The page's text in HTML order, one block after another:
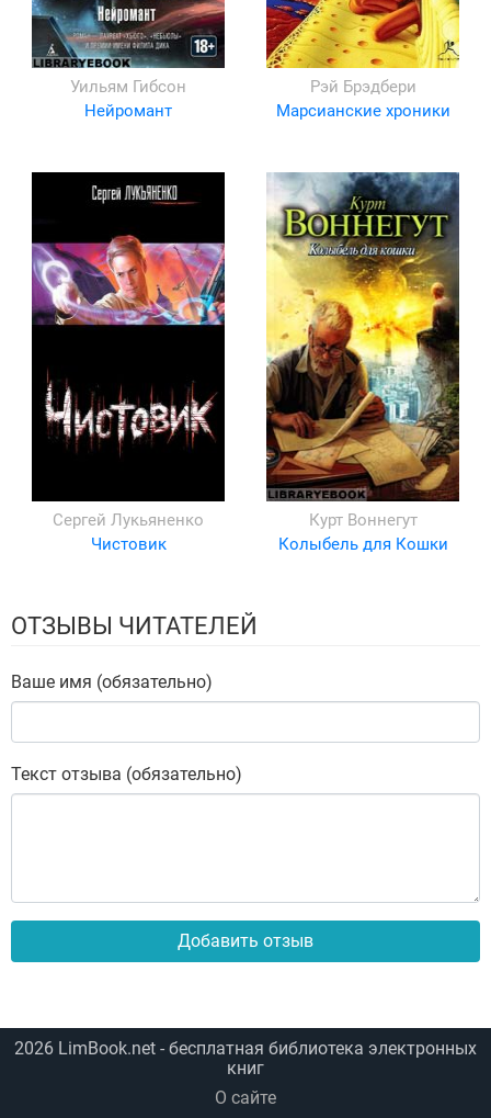
Уильям Гибсон
Нейромант
Рэй Брэдбери
Марсианские хроники
Сергей Лукьяненко
Чистовик
Курт Воннегут
Колыбель для Кошки
ОТЗЫВЫ ЧИТАТЕЛЕЙ
Ваше имя (обязательно)
Текст отзыва (обязательно)
Добавить отзыв
2026 LimBook.net - бесплатная библиотека электронных
книг
О сайте